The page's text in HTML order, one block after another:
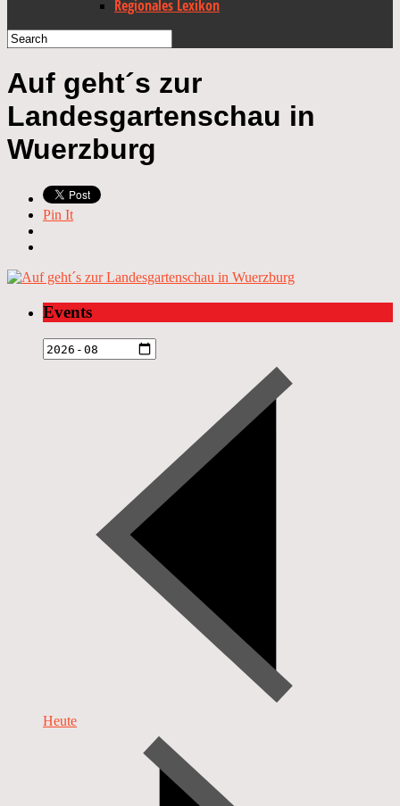
Regionales Lexikon
Auf geht´s zur
Landesgartenschau in
Wuerzburg
Pin It
Events
Heute